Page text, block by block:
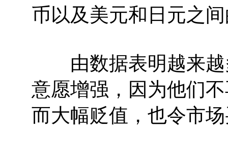
币以及美元和日元之
由数据表明越来越
意愿增强，因为他们
而大幅贬值，也令市